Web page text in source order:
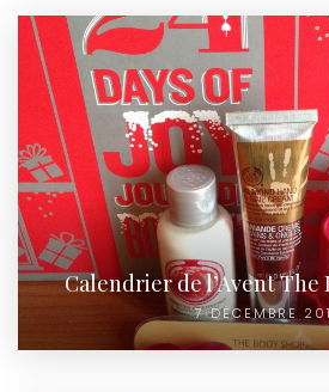
Calendrier de l’Avent The
7 DÉCEMBRE